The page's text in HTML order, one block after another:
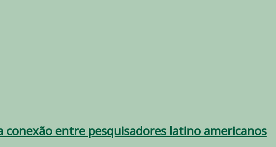
conexão entre pesquisadores latino americanos